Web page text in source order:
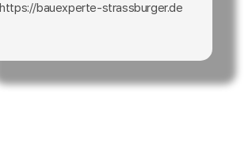
https://bauexperte-strassburger.de